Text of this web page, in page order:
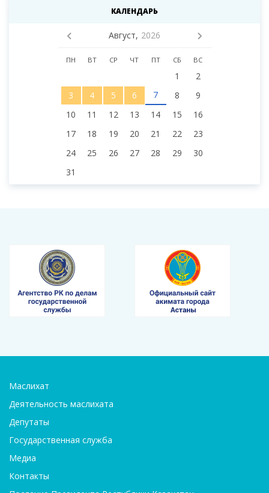
КАЛЕНДАРЬ
Август, 2026
ПН ВТ СР ЧТ ПТ СБ ВС
1
2
3
4 5 6 7 8
9
10
11 12 13 14 15
16
17
18 19 20 21 22
23
24
25 26 27 28 29
30
31
Маслихат
Деятельность маслихата
Депутаты
Государственная служба
Медиа
Контакты